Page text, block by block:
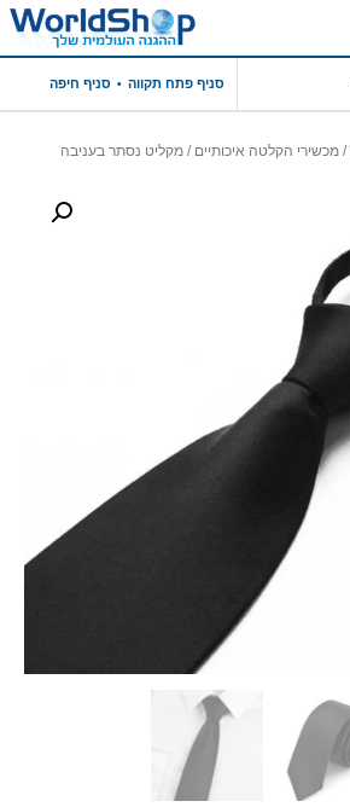
סניף פתח תקווה סניף חיפה
/ מכשירי הקלטה איכותיים / מקליט נסתר בעניבה